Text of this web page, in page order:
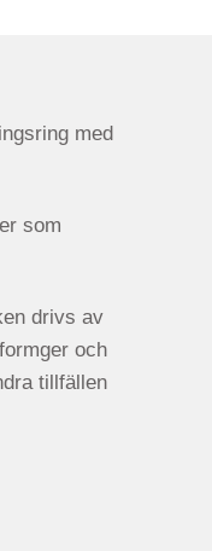
med
som
drivs av
och
tillfällen